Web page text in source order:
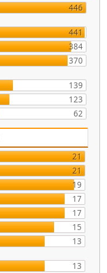
446
441
384
370
139
123
62
21
21
19
17
17
15
13
13